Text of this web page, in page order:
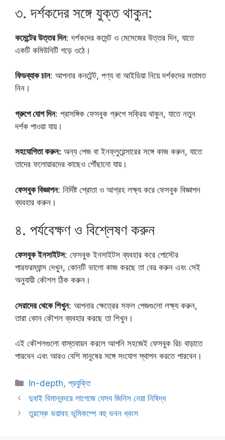
৩. দর্শকদের সঙ্গে যুক্ত থাকুন:
কমেন্টের উত্তর দিন: দর্শকদের কমেন্ট ও মেসেজের উত্তর দিন, যাতে
একটি কমিউনিটি গড়ে ওঠে।
ফিডব্যাক চান: আপনার কনটেন্ট, পণ্য বা আইডিয়া নিয়ে দর্শকদের মতামত
নিন।
গ্রুপে যোগ দিন: প্রাসঙ্গিক ফেসবুক গ্রুপে সক্রিয় থাকুন, যাতে নতুন
দর্শক পাওয়া যায়।
সহযোগিতা করুন: অন্য পেজ বা ইনফ্লুয়েন্সারের সঙ্গে কাজ করুন, যাতে
তাদের ফলোয়ারদের কাছেও পৌঁছানো যায়।
ফেসবুক বিজ্ঞাপন: নির্দিষ্ট শ্রোতা ও আগ্রহ লক্ষ্য করে ফেসবুক বিজ্ঞাপন
ব্যবহার করুন।
৪. পর্যবেক্ষণ ও বিশ্লেষণ করুন
ফেসবুক ইনসাইটস: ফেসবুক ইনসাইটস ব্যবহার করে পোস্টের
পারফরম্যান্স দেখুন, কোনটি ভালো কাজ করছে তা বের করুন এবং সেই
অনুযায়ী কৌশল ঠিক করুন।
সেরাদের থেকে শিখুন: আপনার ক্ষেত্রের সফল পেজগুলো লক্ষ্য করুন,
তারা কোন কৌশল ব্যবহার করছে তা শিখুন।
এই কৌশলগুলো বাস্তবায়ন করলে আপনি সহজেই ফেসবুক রিচ বাড়াতে
পারবেন এবং আরও বেশি মানুষের সঙ্গে সংযোগ স্থাপন করতে পারবেন।
Categories
In-depth,প্রযুক্তি
দুবাই বিমানবন্দরে লাগেজে যেসব জিনিস নেয়া নিষিদ্ধ
তুরস্কে ভয়াবহ ভূমিকম্পে বহু ভবন ধ্বংস